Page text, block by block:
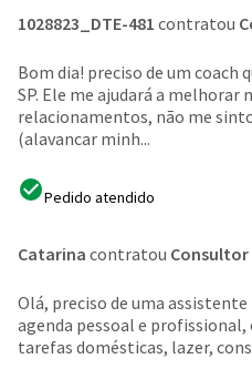
1028823_DTE-481 contratou
Bom dia! preciso de um coach
SP. Ele me ajudará a
relacionamentos, não me
(alavancar minh...
Pedido atendido
Catarina contratou Consultor
Olá, preciso de uma
agenda pessoal e
tarefas domésticas, lazer,